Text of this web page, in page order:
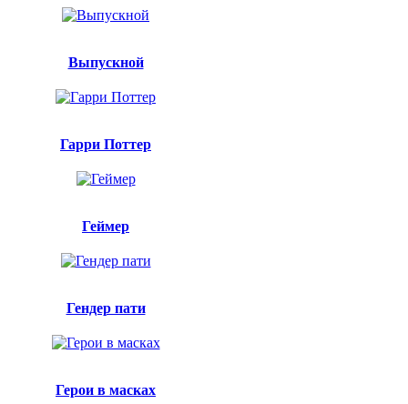
Выпускной
Гарри Поттер
Геймер
Гендер пати
Герои в масках